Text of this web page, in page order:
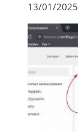
13/01/2025